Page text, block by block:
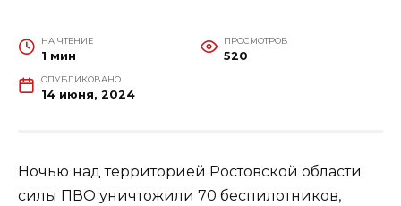
НА ЧТЕНИЕ
1 мин
ПРОСМОТРОВ
520
ОПУБЛИКОВАНО
14 июня, 2024
Ночью над территорией Ростовской области
силы ПВО уничтожили 70 беспилотников,